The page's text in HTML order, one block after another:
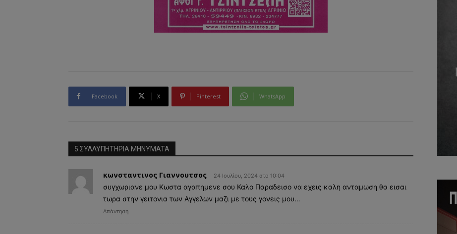
Facebook X Pinterest WhatsApp
5 ΣΥΛΛΥΠΗΤΗΡΙΑ MHNYMATA
κωνσταντινος Γιαννουτσος 24 Ιουλίου, 2024 στο 10:04
συγχωριανε μου Κωστα αγαπημενε σου Καλο Παραδεισο να εχεις καλη ανταμωση θα εισαι
τωρα στην γειτονια των Αγγελων μαζι με τους γονεις μου…
Απάντηση